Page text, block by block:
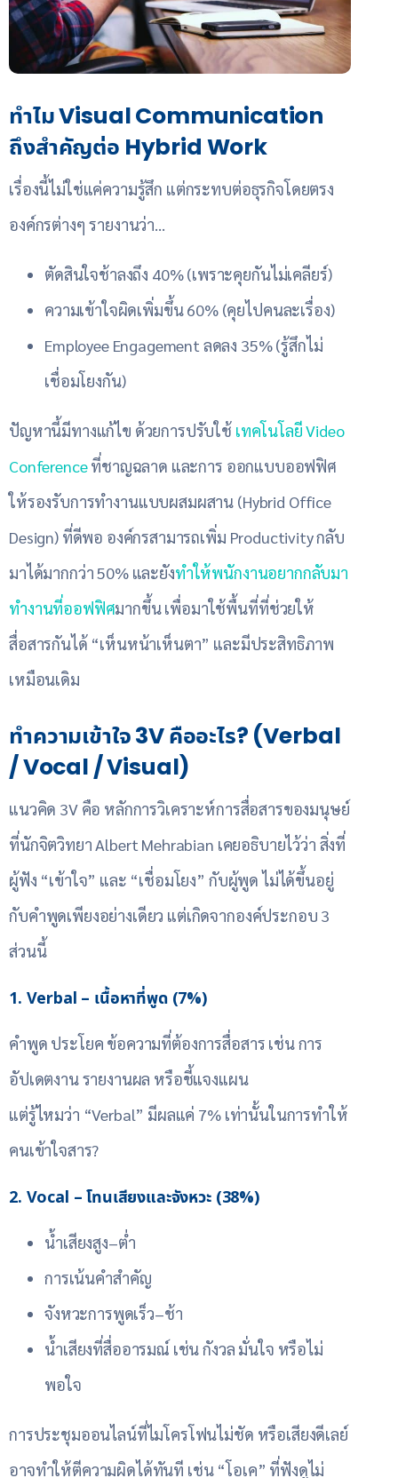
ทำไม Visual Communication
ถึงสำคัญต่อ Hybrid Work
เรื่องนี้ไม่ใช่แค่ความรู้สึก แต่กระทบต่อธุรกิจโดยตรง
องค์กรต่างๆ รายงานว่า…
ตัดสินใจช้าลงถึง 40% (เพราะคุยกันไม่เคลียร์)
ความเข้าใจผิดเพิ่มขึ้น 60% (คุยไปคนละเรื่อง)
Employee Engagement ลดลง 35% (รู้สึกไม่
เชื่อมโยงกัน)
ปัญหานี้มีทางแก้ไข ด้วยการปรับใช้ เทคโนโลยี Video
Conferenceที่ชาญฉลาด และการ ออกแบบออฟฟิศ
ให้รองรับการทำงานแบบผสมผสาน (Hybrid Office
Design) ที่ดีพอ องค์กรสามารถเพิ่ม Productivity กลับ
มาได้มากกว่า 50% และยังทำให้พนักงานอยากกลับมา
ทำงานที่ออฟฟิศมากขึ้น เพื่อมาใช้พื้นที่ที่ช่วยให้
สื่อสารกันได้ “เห็นหน้าเห็นตา” และมีประสิทธิภาพ
เหมือนเดิม
ทำความเข้าใจ 3V คืออะไร? (Verbal
/ Vocal / Visual)
แนวคิด 3V คือ หลักการวิเคราะห์การสื่อสารของมนุษย์
ที่นักจิตวิทยา Albert Mehrabian เคยอธิบายไว้ว่า สิ่งที่
ผู้ฟัง “เข้าใจ” และ “เชื่อมโยง” กับผู้พูด ไม่ได้ขึ้นอยู่
กับคำพูดเพียงอย่างเดียว แต่เกิดจากองค์ประกอบ 3
ส่วนนี้
1. Verbal – เนื้อหาที่พูด (7%)
คำพูด ประโยค ข้อความที่ต้องการสื่อสาร เช่น การ
อัปเดตงาน รายงานผล หรือชี้แจงแผน
แต่รู้ไหมว่า “Verbal” มีผลแค่ 7% เท่านั้นในการทำให้
คนเข้าใจสาร?
2. Vocal – โทนเสียงและจังหวะ (38%)
น้ำเสียงสูง–ต่ำ
การเน้นคำสำคัญ
จังหวะการพูดเร็ว–ช้า
น้ำเสียงที่สื่ออารมณ์ เช่น กังวล มั่นใจ หรือไม่
พอใจ
การประชุมออนไลน์ที่ไมโครโฟนไม่ชัด หรือเสียงดีเลย์
อาจทำให้ตีความผิดได้ทันที เช่น “โอเค” ที่ฟังดูไม่